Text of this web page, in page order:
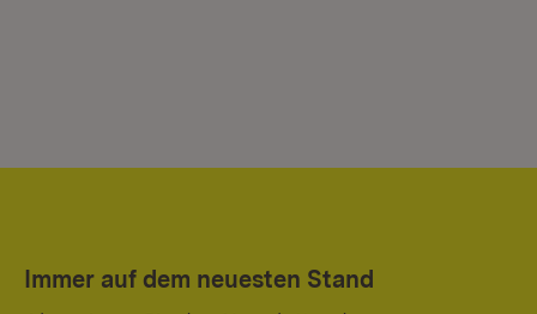
Immer auf dem neuesten Stand